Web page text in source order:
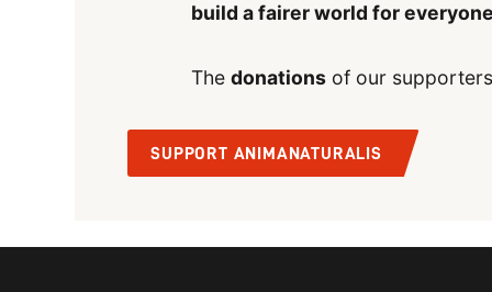
build a fairer world for
The donationsof our
SUPPORT ANIMANATURALIS